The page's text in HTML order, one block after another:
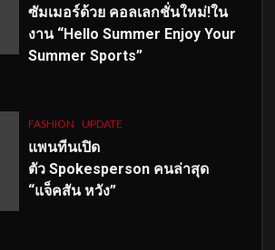
ซัมเมอร์ด้วย คอลเลกชั่นใหม่!ใน
งาน “Hello Summer Enjoy Your
Summer Sports”
FASHION UPDATE
แพนทีนเปิด
ตัว Spokesperson คนล่าสุด
“แจ็คสัน หวัง”